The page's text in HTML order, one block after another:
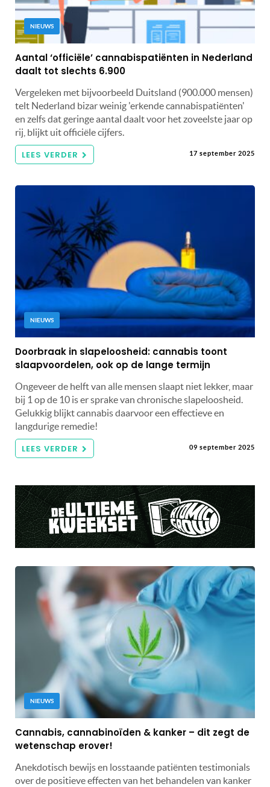
NIEUWS
Aantal ‘officiële’ cannabispatiënten in Nederland
daalt tot slechts 6.900
Vergeleken met bijvoorbeeld Duitsland (900.000 mensen)
telt Nederland bizar weinig 'erkende cannabispatiënten'
en zelfs dat geringe aantal daalt voor het zoveelste jaar op
rij, blijkt uit officiële cijfers.
LEES VERDER 17 september 2025
NIEUWS
Doorbraak in slapeloosheid: cannabis toont
slaapvoordelen, ook op de lange termijn
Ongeveer de helft van alle mensen slaapt niet lekker, maar
bij 1 op de 10 is er sprake van chronische slapeloosheid.
Gelukkig blijkt cannabis daarvoor een effectieve en
langdurige remedie!
LEES VERDER 09 september 2025
NIEUWS
Cannabis, cannabinoïden & kanker – dit zegt de
wetenschap erover!
Anekdotisch bewijs en losstaande patiënten testimonials
over de positieve effecten van het behandelen van kanker